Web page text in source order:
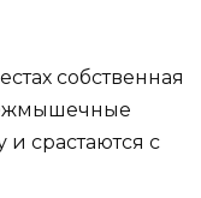
собственная
срастаются с